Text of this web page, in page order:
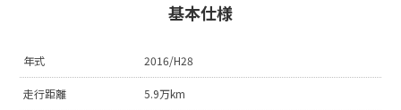
基本仕様
年式 2016/H28
走行距離 5.9万km